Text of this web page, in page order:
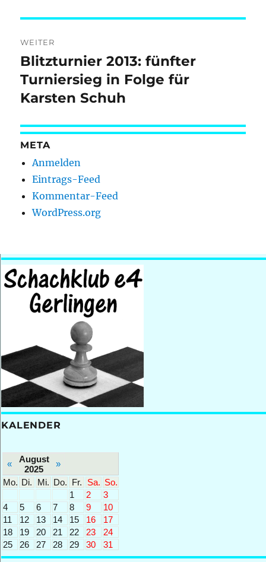
WEITER
Nächster
Beitrag:
Blitzturnier 2013: fünfter
Turniersieg in Folge für
Karsten Schuh
META
Anmelden
Eintrags-Feed
Kommentar-Feed
WordPress.org
KALENDER
«
August
2025
»
Mo. Di. Mi. Do. Fr. Sa. So.
1
2
3
4
5 6 7 8 9
10
11
12 13 14 15 16
17
18
19 20 21 22 23
24
25
26 27 28 29 30 31